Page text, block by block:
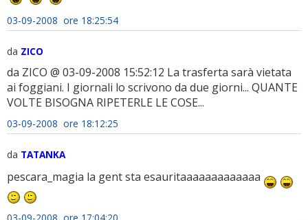
03-09-2008 ore 18:25:54
da ZICO
da ZICO @ 03-09-2008 15:52:12 La trasferta sarà vietata
ai foggiani. I giornali lo scrivono da due giorni... QUANTE
VOLTE BISOGNA RIPETERLE LE COSE...
03-09-2008 ore 18:12:25
da TATANKA
pescara_magia la gent sta esauritaaaaaaaaaaaaa